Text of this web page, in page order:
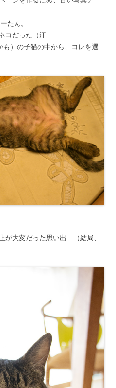
たん。
コだった（汗
）の子猫の中から、コレを選
が大変だった思い出…（結局、